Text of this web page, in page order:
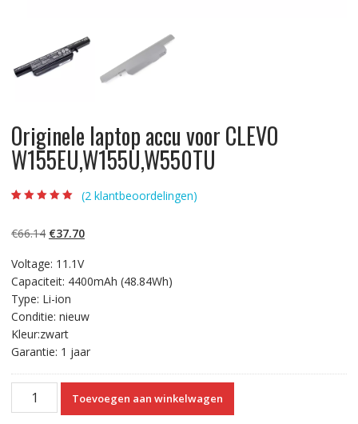
Originele laptop accu voor CLEVO
W155EU,W155U,W550TU
gebaseerd op
klantbeoordelinge
(2 klantbeoordelingen)
€66.14 Oorspronkelijke
was:
€66.14.
€37.70Huidige
€37.70.
Voltage: 11.1V
Capaciteit: 4400mAh (48.84Wh)
Type: Li-ion
Conditie: nieuw
Kleur:zwart
Garantie: 1 jaar
Originele
Toevoegen aan winkelwagen